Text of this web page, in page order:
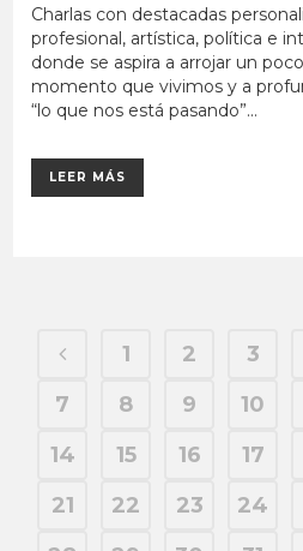
Charlas con destacadas
profesional, artística, política e
donde se aspira a arrojar un
momento que vivimos y a
“lo que nos está pasando”...
LEER MÁS
1 2 3
7
8 9 10
14
15 16 17
21
22 23 24